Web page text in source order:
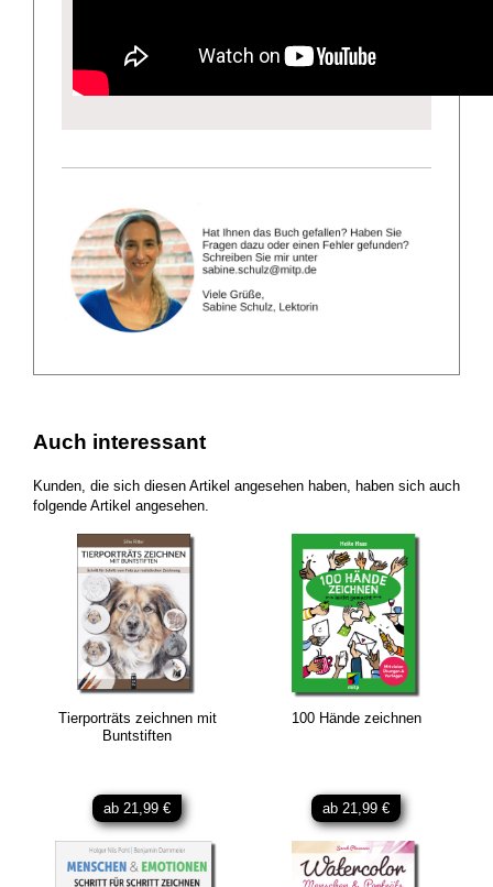
Auch interessant
Kunden, die sich diesen Artikel angesehen haben, haben sich auch
folgende Artikel angesehen.
Tierporträts zeichnen mit
Buntstiften
ab 21,99 €
100 Hände zeichnen
ab 21,99 €